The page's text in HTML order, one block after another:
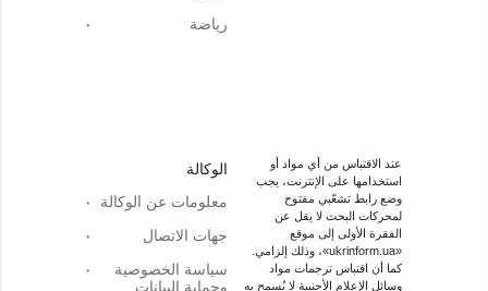
رياضة
الوكالة
معلومات عن الوكالة
جهات الاتصال
سياسة الخصوصية
وحماية البيانات
عند الاقتباس من أي مواد أو
استخدامها على الإنترنت، يجب
وضع رابط تشعّبي مفتوح
لمحركات البحث لا يقل عن
الفقرة الأولى إلى موقع
«ukrinform.ua»، وذلك إلزامي.
كما أن اقتباس ترجمات مواد
وسائل الإعلام الأجنبية لا يُسمح به